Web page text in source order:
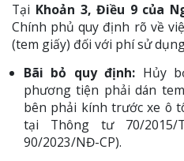
Tại Khoản 3, Điều 9 của
Chính phủ quy định rõ về
(tem giấy) đối với phí sử
Bãi bỏ quy định: Hủy
phương tiện phải dán
bên phải kính trước xe ô
tại Thông tư 70/2015/
90/2023/NĐ-CP).